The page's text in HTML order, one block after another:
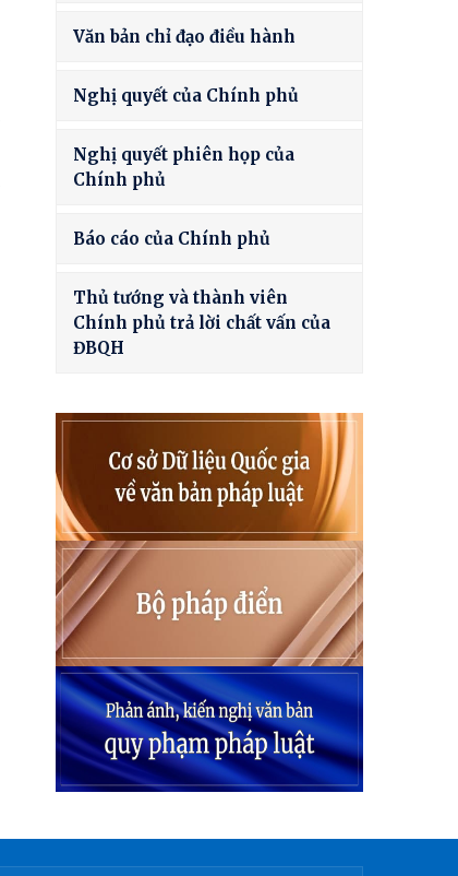
Văn bản chỉ đạo điều hành
Nghị quyết của Chính phủ
Nghị quyết phiên họp của
Chính phủ
Báo cáo của Chính phủ
Thủ tướng và thành viên
Chính phủ trả lời chất vấn của
ĐBQH